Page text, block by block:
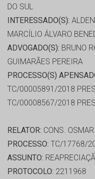
DO SUL
INTERESSADO(S):
MARCÍLIO ÁLVARO
ADVOGADO(S): BRUNO
GUIMARÃES PEREIRA
PROCESSO(S)
TC/00005891/2018
TC/00008567/2018
RELATOR: CONS.
PROCESSO: TC/17768/
ASSUNTO:
PROTOCOLO: 2211968